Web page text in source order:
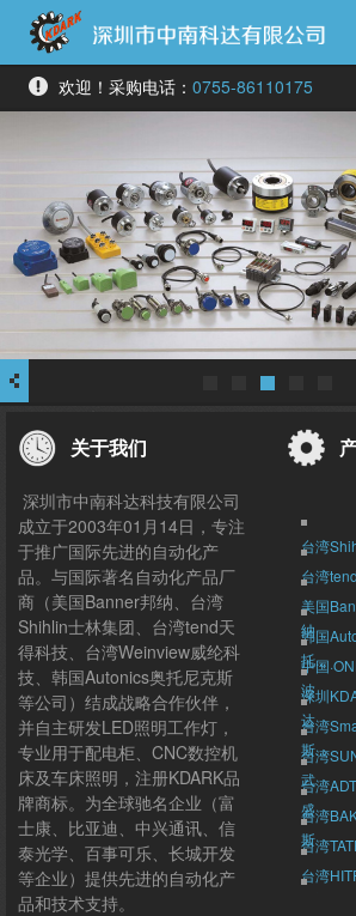
欢迎！采购电话： 0755-86110175
关于我们
深圳市中南科达科技有限公司
成立于2003年01月14日，专注
于推广国际先进的自动化产
品。与国际著名自动化产品厂
商（美国Banner邦纳、台湾
Shihlin士林集团、台湾tend天
得科技、台湾Weinview威纶科
技、韩国Autonics奥托尼克斯
等公司）结成战略合作伙伴，
并自主研发LED照明工作灯，
专业用于配电柜、CNC数控机
床及车床照明，注册KDARK品
牌商标。为全球驰名企业（富
士康、比亚迪、中兴通讯、信
泰光学、百事可乐、长城开发
等企业）提供先进的自动化产
品和技术支持。
台湾
台湾
美国
纳
韩国
托...
中国
波
深圳
达
台湾
斯...
台湾
武
台湾
盛
台湾
斯
台湾
台湾